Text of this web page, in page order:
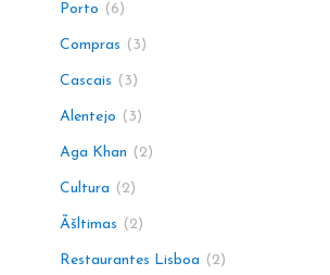
Porto 6
Compras 3
Cascais 3
Alentejo 3
Aga Khan 2
Cultura 2
Ãšltimas 2
Restaurantes Lisboa 2